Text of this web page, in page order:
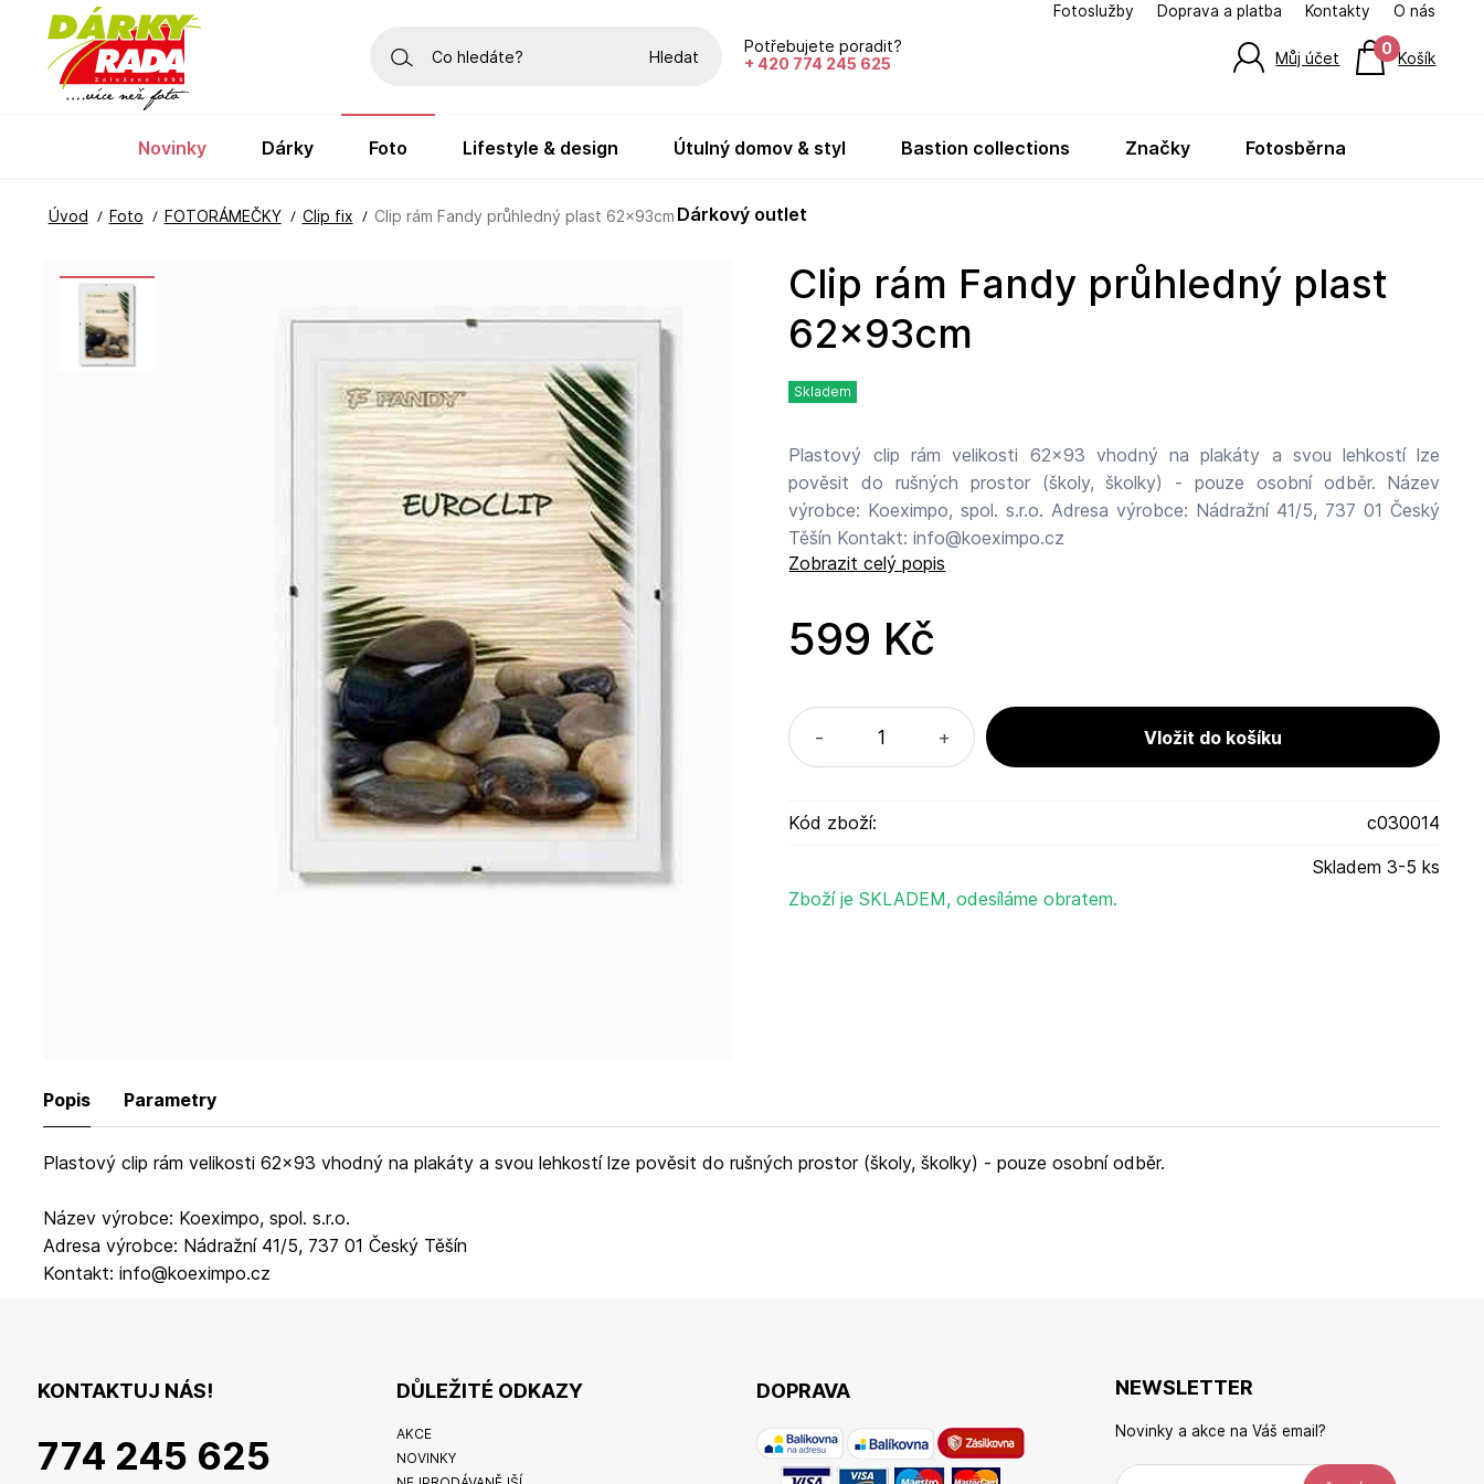
Clip rám Fandy průhledný plast
62x93cm
Skladem
Plastový clip rám velikosti 62x93 vhodný na plakáty a svou lehkostí lze
pověsit do rušných prostor (školy, školky) - pouze osobní odběr. Název
výrobce: Koeximpo, spol. s.r.o. Adresa výrobce: Nádražní 41/5, 737 01 Český
Těšín Kontakt: info@koeximpo.cz
Zobrazit celý popis
599 Kč
- +
Kód zboží:
c030014
Skladem 3-5 ks
Zboží je SKLADEM, odesíláme obratem.
Popis Parametry
Plastový clip rám velikosti 62x93 vhodný na plakáty a svou lehkostí lze pověsit do rušných prostor (školy, školky) - pouze osobní odběr.
Název výrobce: Koeximpo, spol. s.r.o.
Adresa výrobce: Nádražní 41/5, 737 01 Český Těšín
Kontakt: info@koeximpo.cz
Potřebujete poradit?
+ 420 774 245 625
Fotoslužby Doprava a platba Kontakty O nás
Hledat Můj účet Košík
0
Úvod Foto FOTORÁMEČKY Clip fix Clip rám Fandy průhledný plast 62x93cm
novinky dárky foto lifestyle & design útulný domov & styl bastion collections značky fotosběrna
dárkový outlet
KONTAKTUJ NÁS!
774 245 625
DŮLEŽITÉ ODKAZY
AKCE
NOVINKY
DOPRAVA NEWSLETTER
Novinky a akce na Váš email?